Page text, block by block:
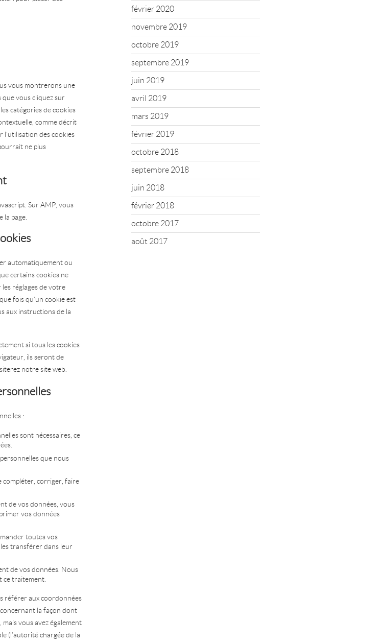
vous montrerons une
vous cliquez sur
catégories de cookies
comme décrit
l’utilisation des cookies
ne plus
Sur AMP, vous
la page.
automatiquement ou
certains cookies ne
réglages de votre
fois qu’un cookie est
aux instructions de la
si tous les cookies
ils seront de
notre site web.
:
sont nécessaires, ce
que nous
compléter, corriger, faire
de vos données, vous
vos données
toutes vos
transférer dans leur
de vos données. Nous
ce traitement.
référer aux coordonnées
la façon dont
vous avez également
(l’autorité chargée de la
février 2020
novembre 2019
octobre 2019
septembre 2019
juin 2019
avril 2019
mars 2019
février 2019
octobre 2018
septembre 2018
juin 2018
février 2018
octobre 2017
août 2017